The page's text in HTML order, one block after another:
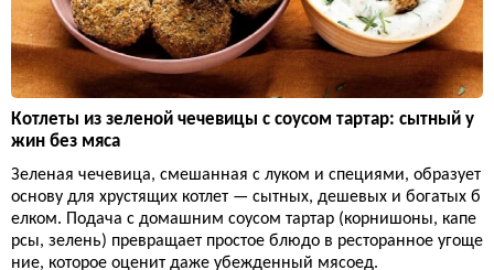
Котлеты из зеленой чечевицы с соусом тартар: сытный у
жин без мяса
Зеленая чечевица, смешанная с луком и специями, образует
основу для хрустящих котлет — сытных, дешевых и богатых б
елком. Подача с домашним соусом тартар (корнишоны, капе
рсы, зелень) превращает простое блюдо в ресторанное угоще
ние, которое оценит даже убежденный мясоед.